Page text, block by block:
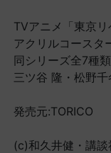
TVアニメ「東京
アクリルコースタ
同シリーズ全7種
三ツ谷 隆・松野千
発売元:TORICO
(c)和久井健・講